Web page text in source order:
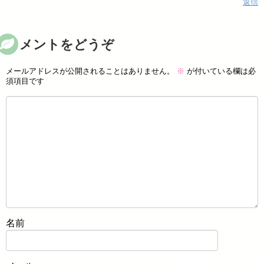
返信
コメントをどうぞ
メールアドレスが公開されることはありません。 ※ が付いている欄は必
須項目です
名前